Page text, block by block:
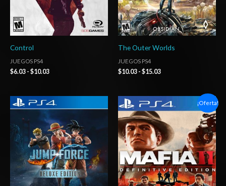
Control
JUEGOS PS4
$6.03 - $10.03
The Outer Worlds
JUEGOS PS4
$10.03 - $15.03
Rango
de
desde
$27.03
hasta
$42.03
¡Oferta!
Rango
de
precios:
desde
$6.03
hasta
$10.03